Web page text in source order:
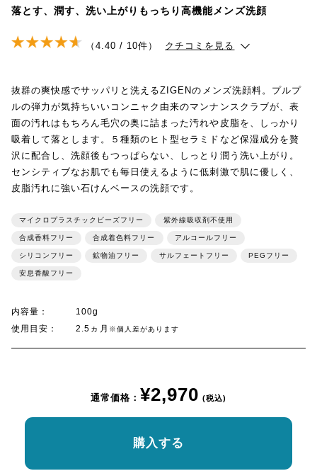
落とす、潤す、洗い上がりもっちり高機能メンズ洗顔
（4.40 / 10件） クチコミを見る
抜群の爽快感でサッパリと洗えるZIGENのメンズ洗顔料。プルプ
ルの弾力が気持ちいいコンニャク由来のマンナンスクラブが、表
面の汚れはもちろん毛穴の奥に詰まった汚れや皮脂を、しっかり
吸着して落とします。５種類のヒト型セラミドなど保湿成分を贅
沢に配合し、洗顔後もつっぱらない、しっとり潤う洗い上がり。
センシティブなお肌でも毎日使えるように低刺激で肌に優しく、
皮脂汚れに強い石けんベースの洗顔です。
マイクロプラスチックビーズフリー 紫外線吸収剤不使用
合成香料フリー 合成着色料フリー アルコールフリー
シリコンフリー 鉱物油フリー サルフェートフリー PEGフリー
安息香酸フリー
内容量：
100g
使用目安：
2.5ヵ月 ※個人差があります
通常価格： ¥2,970 (税込)
購入する